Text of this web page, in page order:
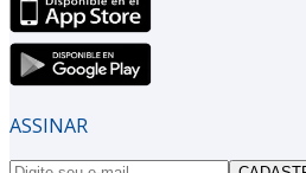
ASSINAR